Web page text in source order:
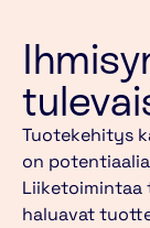
Tuotekehitys
on
Liiketoimintaa
haluavat